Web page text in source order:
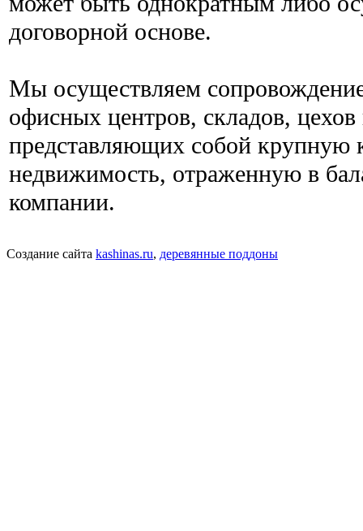
договорной основе.
Мы осуществляем
офисных центров, складов,
представляющих собой крупную
недвижимость, отраженную в
компании.
Создание сайта kashinas.ru, деревянные поддоны